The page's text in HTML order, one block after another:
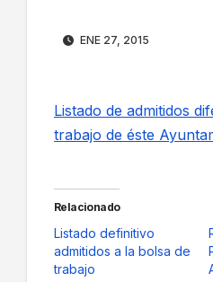
ENE 27, 2015
Listado de admitidos
trabajo de éste
Relacionado
Listado definitivo
admitidos a la bolsa de
trabajo